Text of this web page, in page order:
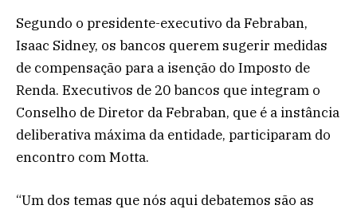
Segundo o presidente-executivo da Febraban,
Isaac Sidney, os bancos querem sugerir medidas
de compensação para a isenção do Imposto de
Renda. Executivos de 20 bancos que integram o
Conselho de Diretor da Febraban, que é a instância
deliberativa máxima da entidade, participaram do
encontro com Motta.
“Um dos temas que nós aqui debatemos são as